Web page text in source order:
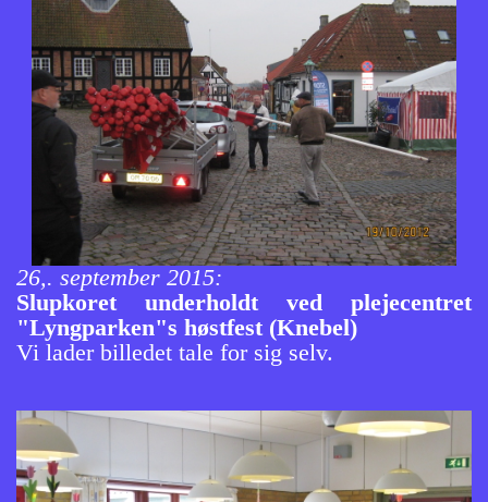
26,. september 2015:
Slupkoret underholdt ved plejecentret
"Lyngparken"s høstfest (Knebel)
Vi lader billedet tale for sig selv.